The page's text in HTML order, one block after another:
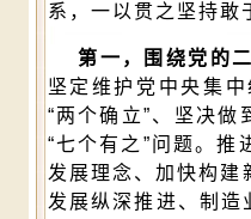
系，一以贯之坚持敢
第一，围绕党的二
坚定维护党中央集
“两个确立”、坚决
“七个有之”问题。
发展理念、加快构
发展纵深推进、制造